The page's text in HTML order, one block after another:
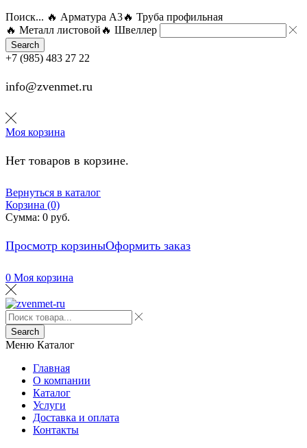
Поиск... 🔥 Арматура А3🔥 Труба профильная
🔥 Металл листовой 🔥 Швеллер
Search
+7 (985) 483 27 22
info@zvenmet.ru
Моя корзина
Нет товаров в корзине.
Вернуться в каталог
Корзина (0)
Сумма: 0 руб.
Просмотр корзиныОформить заказ
0 Моя корзина
Search
Меню Каталог
Главная
О компании
Каталог
Услуги
Доставка и оплата
Контакты